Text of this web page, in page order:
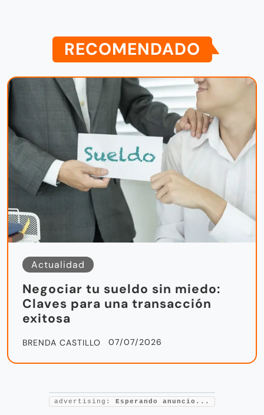
RECOMENDADO
Actualidad
Negociar tu sueldo sin miedo:
Claves para una transacción
exitosa
BRENDA CASTILLO 07/07/2026
advertising: Esperando anuncio...